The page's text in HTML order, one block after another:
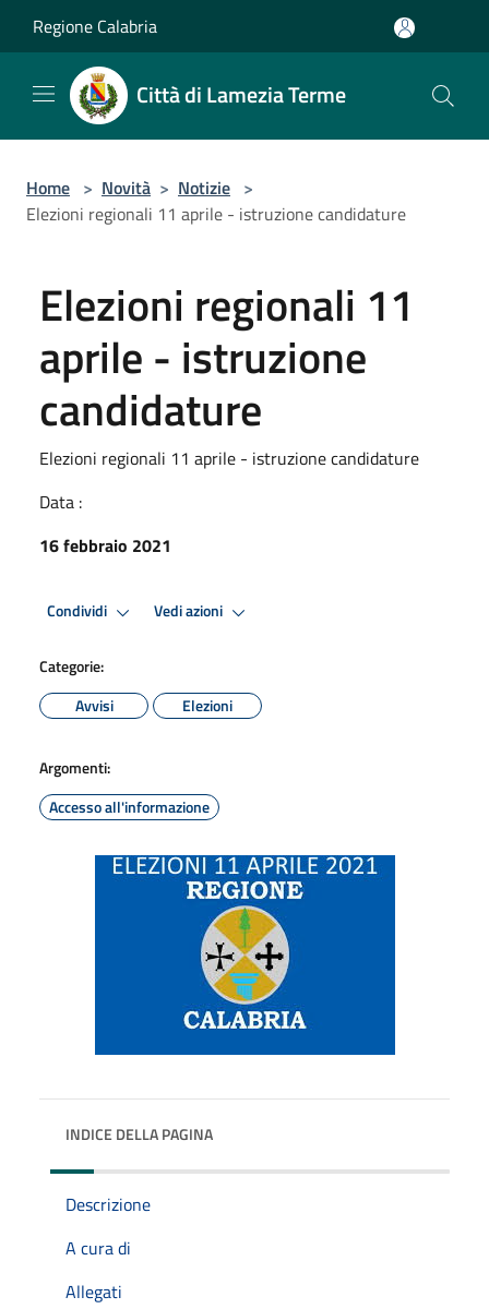
Regione Calabria
Città di Lamezia Terme
Home > Novità > Notizie >
Elezioni regionali 11 aprile - istruzione candidature
Elezioni regionali 11
aprile - istruzione
candidature
Elezioni regionali 11 aprile - istruzione candidature
Data :
16 febbraio 2021
Condividi Vedi azioni
Categorie:
Avvisi
Elezioni
Argomenti:
Accesso all'informazione
INDICE DELLA PAGINA
Descrizione
A cura di
Allegati